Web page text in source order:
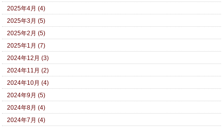
2025年4月 (4)
2025年3月 (5)
2025年2月 (5)
2025年1月 (7)
2024年12月 (3)
2024年11月 (2)
2024年10月 (4)
2024年9月 (5)
2024年8月 (4)
2024年7月 (4)